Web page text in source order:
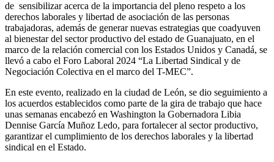
de sensibilizar acerca de la importancia del pleno respeto a los
derechos laborales y libertad de asociación de las personas
trabajadoras, además de generar nuevas estrategias que coadyuven
al bienestar del sector productivo del estado de Guanajuato, en el
marco de la relación comercial con los Estados Unidos y Canadá, se
llevó a cabo el Foro Laboral 2024 “La Libertad Sindical y de
Negociación Colectiva en el marco del T-MEC”.
En este evento, realizado en la ciudad de León, se dio seguimiento a
los acuerdos establecidos como parte de la gira de trabajo que hace
unas semanas encabezó en Washington la Gobernadora Libia
Dennise García Muñoz Ledo, para fortalecer al sector productivo,
garantizar el cumplimiento de los derechos laborales y la libertad
sindical en el Estado.